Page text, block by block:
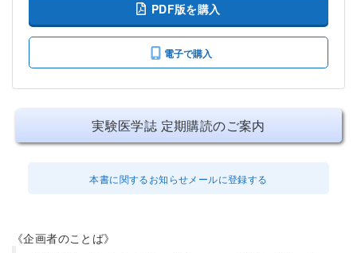
PDF版を購入
電子で購入
実験医学誌 定期購読のご案内
本書に関するお知らせメールに登録する
《企画者のことば》